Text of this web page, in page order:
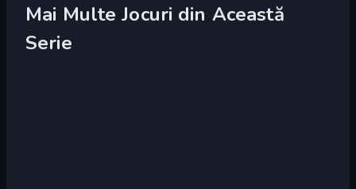
Mai Multe Jocuri din Această
Serie